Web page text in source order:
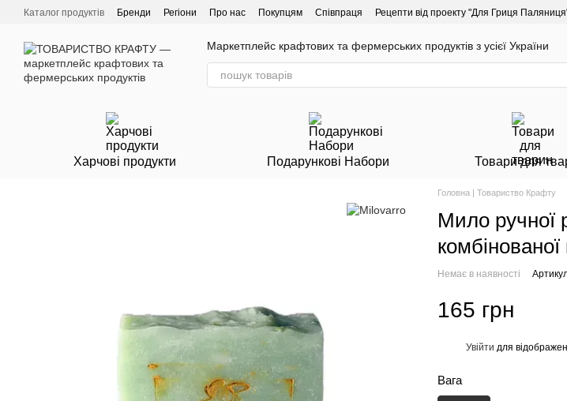
Перейти до основного контенту
Каталог продуктів Бренди Регіони Про нас Покупцям Співпраця Рецепти від проекту "Для Гриця
Маркетплейс крафтових та фермерських продуктів з усієї України
Харчові продукти Подарункові Набори Товари для
Головна | Товариство Крафту
Мило ручної
Немає в наявності
165 грн
Увійти для
Вага